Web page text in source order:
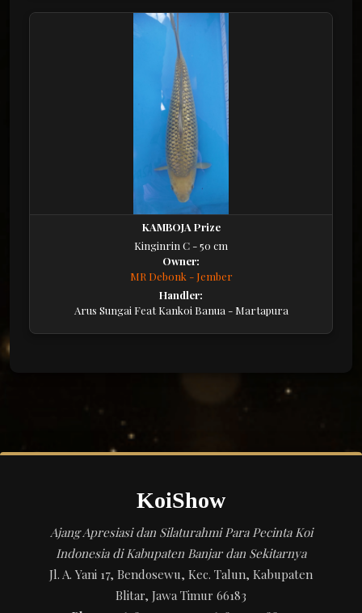
KAMBOJA Prize
Kinginrin C - 50 cm
Owner:
MR Debonk - Jember
Handler:
Arus Sungai Feat Kankoi Banua - Martapura
KoiShow
Ajang Apresiasi dan Silaturahmi Para Pecinta Koi
Indonesia di Kabupaten Banjar dan Sekitarnya
Jl. A. Yani 17, Bendosewu, Kec. Talun, Kabupaten
Blitar, Jawa Timur 66183